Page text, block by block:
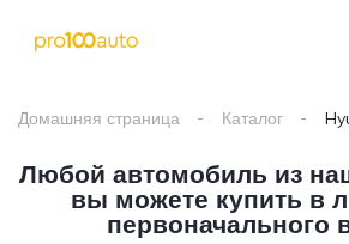
Домашняя страница Каталог
Любой автомобиль из
вы можете купить в
первоначального